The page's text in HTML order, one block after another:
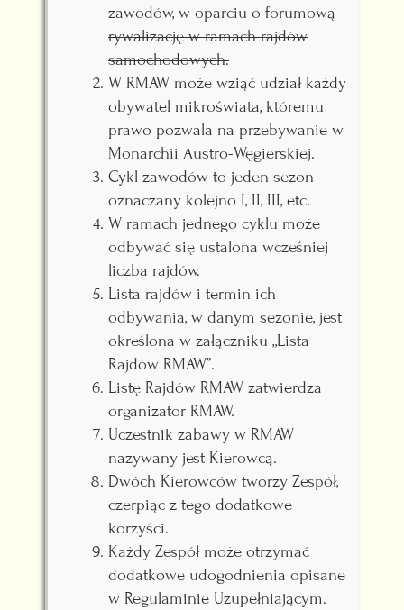
zawodów, w oparciu o forumową
rywalizację w ramach rajdów
samochodowych.
W RMAW może wziąć udział każdy
obywatel mikroświata, któremu
prawo pozwala na przebywanie w
Monarchii Austro-Węgierskiej.
Cykl zawodów to jeden sezon
oznaczany kolejno I, II, III, etc.
W ramach jednego cyklu może
odbywać się ustalona wcześniej
liczba rajdów.
Lista rajdów i termin ich
odbywania, w danym sezonie, jest
określona w załączniku „Lista
Rajdów RMAW”.
Listę Rajdów RMAW zatwierdza
organizator RMAW.
Uczestnik zabawy w RMAW
nazywany jest Kierowcą.
Dwóch Kierowców tworzy Zespół,
czerpiąc z tego dodatkowe
korzyści.
Każdy Zespół może otrzymać
dodatkowe udogodnienia opisane
w Regulaminie Uzupełniającym.